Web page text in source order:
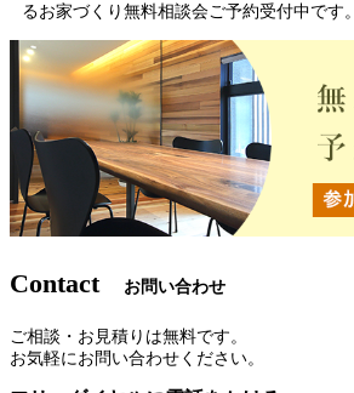
るお家づくり無料相談会ご予約受付中です。
Contact お問い合わせ
ご相談・お見積りは無料です。
お気軽にお問い合わせください。